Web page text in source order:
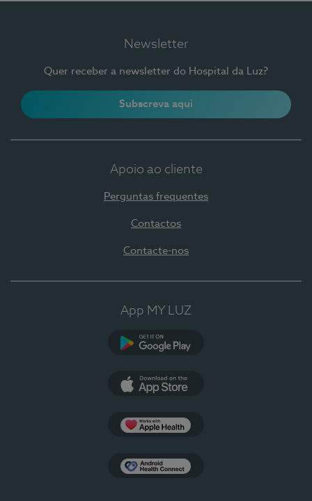
Newsletter
Quer receber a newsletter do Hospital da Luz?
Subscreva aqui
Apoio ao cliente
Perguntas frequentes
Contactos
Contacte-nos
App MY LUZ